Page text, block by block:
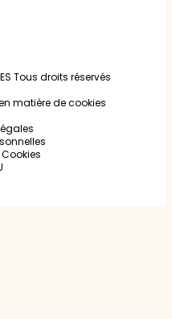
Tous droits réservés
matière de cookies